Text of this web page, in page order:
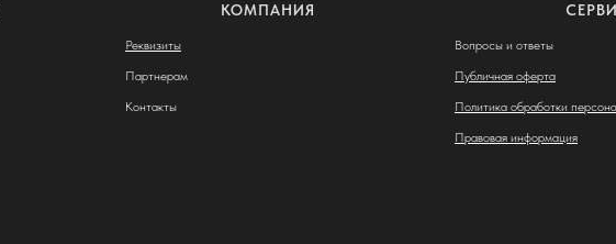
КОМПАНИЯ
Реквизиты
Партнерам
Контакты
Вопросы и ответы
Публичная оферта
Политика обработки
Правовая информация